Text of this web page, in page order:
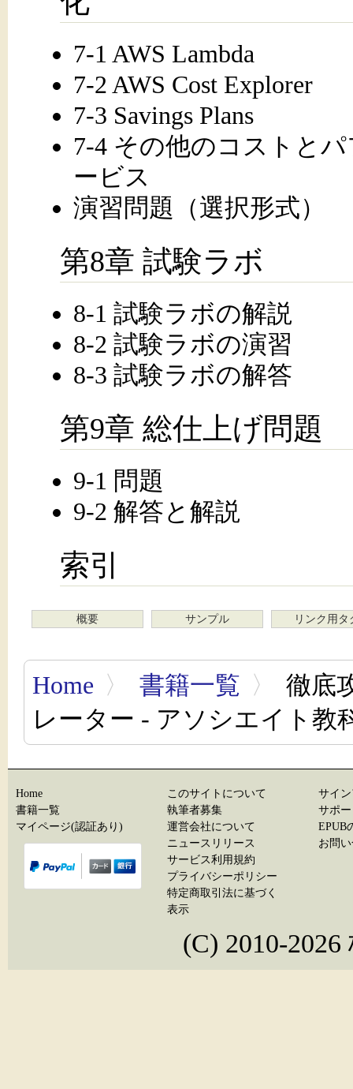
7-1 AWS Lambda
7-2 AWS Cost Explorer
7-3 Savings Plans
7-4 その他のコストと
ービス
演習問題（選択形式）
第8章 試験ラボ
8-1 試験ラボの解説
8-2 試験ラボの演習
8-3 試験ラボの解答
第9章 総仕上げ問題
9-1 問題
9-2 解答と解説
索引
概要 サンプル リンク用タ
Home 〉 書籍一覧 〉
徹底
レーター - アソシエイト教
Home
書籍一覧
マイページ(認証あり)
このサイトについて
執筆者募集
運営会社について
ニュースリリース
サービス利用規約
プライバシーポリシー
特定商取引法に基づく
表示
サイ
サポ
EPUB
お問
(C) 2010-